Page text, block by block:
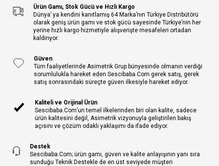
Ürün Gamı, Stok Gücü ve Hızlı Kargo
Dünya’ ya kendini kanıtlamış 64 Marka’nın Türkiye Distribütörü
olarak geniş ürün gamı ve stok gücü sayesinde Türkiye’nin her
yerine hızlı kargo hizmetiyle alışverişte mesafeleri ortadan
kaldırıyor.
Güven
Tüm faaliyetlerinde Asimetrik Grup bünyesinde olmanın verdiği
sorumlulukla hareket eden Sescibaba.Com gerek satış, gerek
satış sonrasındaki süreçte güven ilkesiyle hareket ediyor.
Kaliteli ve Orijinal Ürün
Sescibaba.Com’un temel ilkelerinden biri olan kalite, sadece
ürün kalitesini değil, Asimetrik vizyonuyla geliştirilen bakış
açısını ve çözüm odaklı yaklaşımı da ifade ediyor.
Destek
Sescibaba.Com; ürün gamı, güven ve kalite anlayışının yanı sıra
sunduğu Teknik Destekle de en üst seviyede müşteri